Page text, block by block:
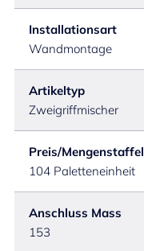
Installationsart
Wandmontage
Artikeltyp
Zweigriffmischer
Preis/Mengenstaffel
104 Paletteneinheit
Anschluss Mass
153